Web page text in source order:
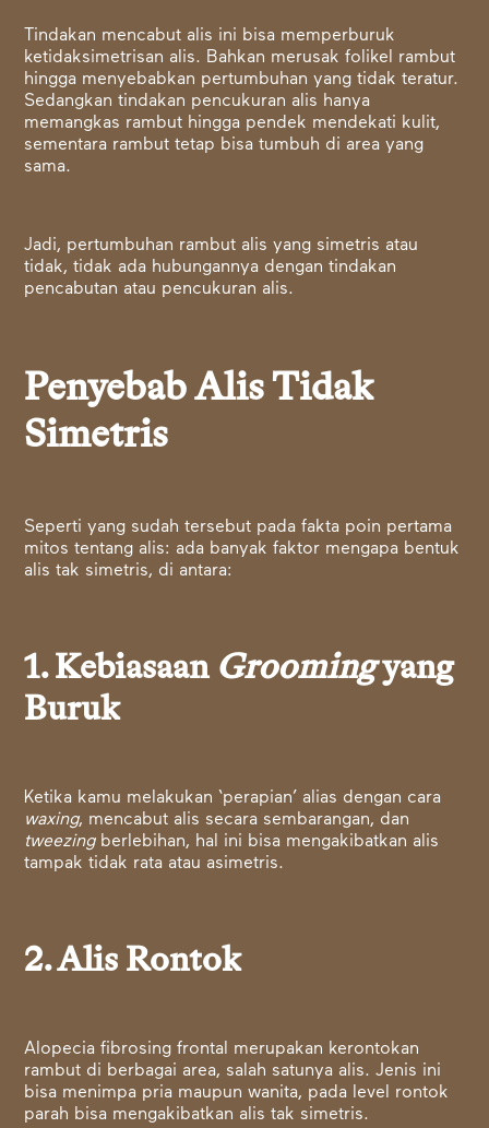
Tindakan mencabut alis ini bisa memperburuk
ketidaksimetrisan alis. Bahkan merusak folikel rambut
hingga menyebabkan pertumbuhan yang tidak teratur.
Sedangkan tindakan pencukuran alis hanya
memangkas rambut hingga pendek mendekati kulit,
sementara rambut tetap bisa tumbuh di area yang
sama.
Jadi, pertumbuhan rambut alis yang simetris atau
tidak, tidak ada hubungannya dengan tindakan
pencabutan atau pencukuran alis.
Penyebab Alis Tidak
Simetris
Seperti yang sudah tersebut pada fakta poin pertama
mitos tentang alis: ada banyak faktor mengapa bentuk
alis tak simetris, di antara:
1. Kebiasaan Groomingyang
Buruk
Ketika kamu melakukan ‘perapian’ alias dengan cara
waxing, mencabut alis secara sembarangan, dan
tweezingberlebihan, hal ini bisa mengakibatkan alis
tampak tidak rata atau asimetris.
2. Alis Rontok
Alopecia fibrosing frontal merupakan kerontokan
rambut di berbagai area, salah satunya alis. Jenis ini
bisa menimpa pria maupun wanita, pada level rontok
parah bisa mengakibatkan alis tak simetris.